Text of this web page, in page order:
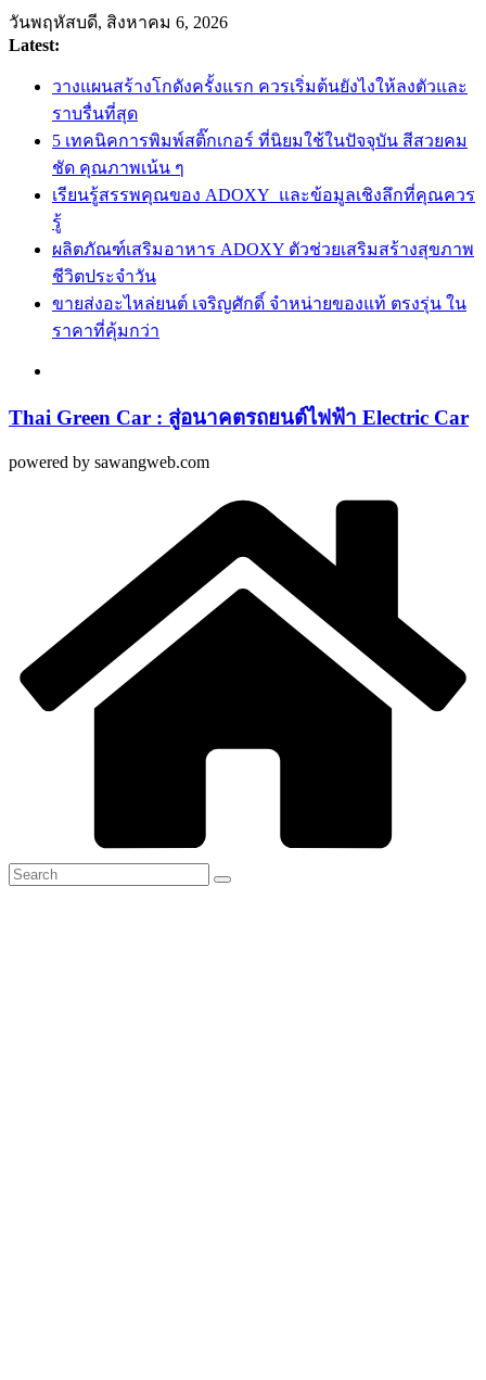
Skip
to
content
วันพฤหัสบดี, สิงหาคม 6, 2026
Latest:
วางแผนสร้างโกดังครั้งแรก ควรเริ่มต้นยังไงให้ลงตัวและ
ราบรื่นที่สุด
5 เทคนิคการพิมพ์สติ๊กเกอร์ ที่นิยมใช้ในปัจจุบัน สีสวยคม
ชัด คุณภาพเน้น ๆ
เรียนรู้สรรพคุณของ ADOXY และข้อมูลเชิงลึกที่คุณควร
รู้
ผลิตภัณฑ์เสริมอาหาร ADOXY ตัวช่วยเสริมสร้างสุขภาพ
ชีวิตประจำวัน
ขายส่งอะไหล่ยนต์ เจริญศักดิ์ จำหน่ายของแท้ ตรงรุ่น ใน
ราคาที่คุ้มกว่า
Thai Green Car : สู่อนาคตรถยนต์ไฟฟ้า Electric Car
powered by sawangweb.com